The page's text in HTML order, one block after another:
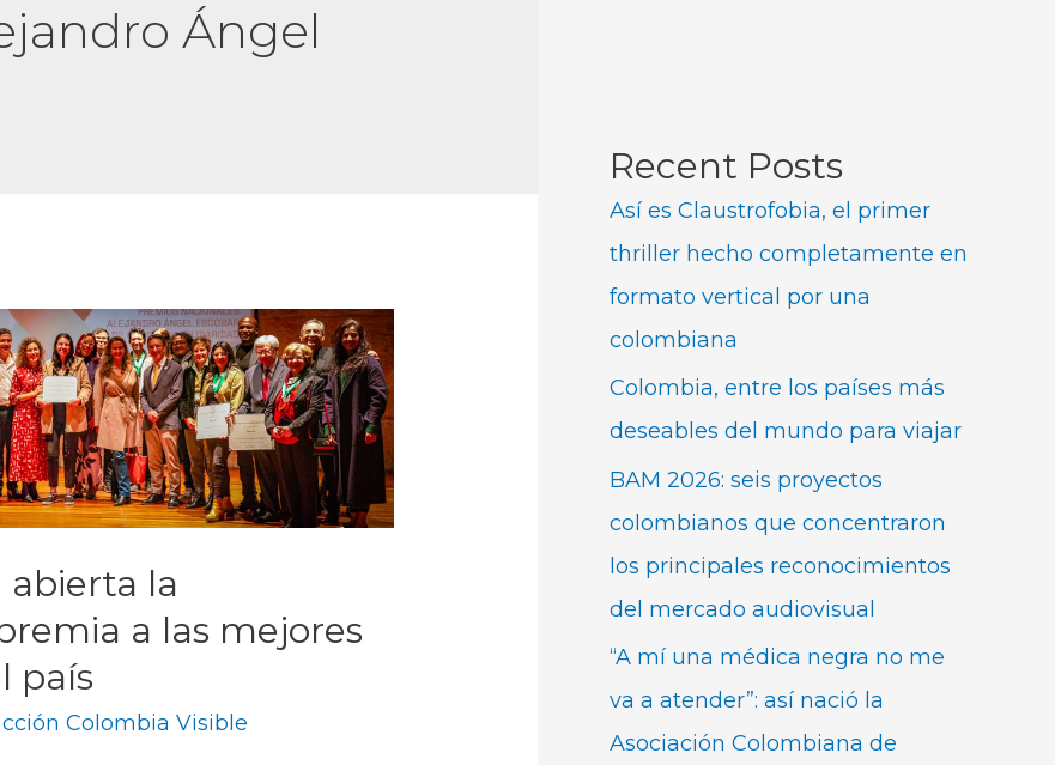
Ángel
abierta la
a las mejores
país
Colombia Visible
Recent Posts
Así es Claustrofobia, el primer
thriller hecho completamente en
formato vertical por una
colombiana
Colombia, entre los países más
deseables del mundo para viajar
BAM 2026: seis proyectos
colombianos que concentraron
los principales reconocimientos
del mercado audiovisual
“A mí una médica negra no me
va a atender”: así nació la
Asociación Colombiana de